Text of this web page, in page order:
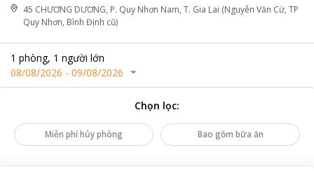
45 CHƯƠNG DƯƠNG, P. Quy Nhơn Nam, T. Gia Lai (Nguyễn Văn Cừ, TP
Quy Nhơn, Bình Định cũ)
1 phòng, 1 người lớn
08/08/2026 - 09/08/2026
Chọn lọc:
Miễn phí hủy phòng Bao gồm bữa ăn